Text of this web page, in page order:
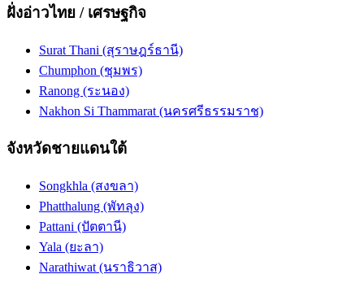
ฝั่งอ่าวไทย / เศรษฐกิจ
Surat Thani (สุราษฎร์ธานี)
Chumphon (ชุมพร)
Ranong (ระนอง)
Nakhon Si Thammarat (นครศรีธรรมราช)
จังหวัดชายแดนใต้
Songkhla (สงขลา)
Phatthalung (พัทลุง)
Pattani (ปัตตานี)
Yala (ยะลา)
Narathiwat (นราธิวาส)